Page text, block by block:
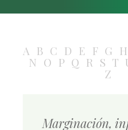
A B C D E F G H
N O P Q R S T
Z
Marginación,